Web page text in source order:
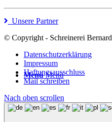
Menü Menü
Unsere Partner
© Copyright - Schreinerei Bernard
Datenschutzerklärung
Impressum
Haftungsausschluss
Mail schreiben
Nach oben scrollen